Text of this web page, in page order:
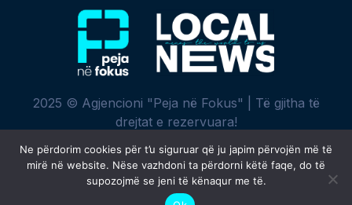
2025 © Agjencioni "Peja në Fokus" | Të gjitha të
drejtat e rezervuara!
Krijuar me ♥ nga
Ne përdorim cookies për t’u siguruar që ju japim përvojën më të
mirë në website. Nëse vazhdoni ta përdorni këtë faqe, do të
supozojmë se jeni të kënaqur me të.